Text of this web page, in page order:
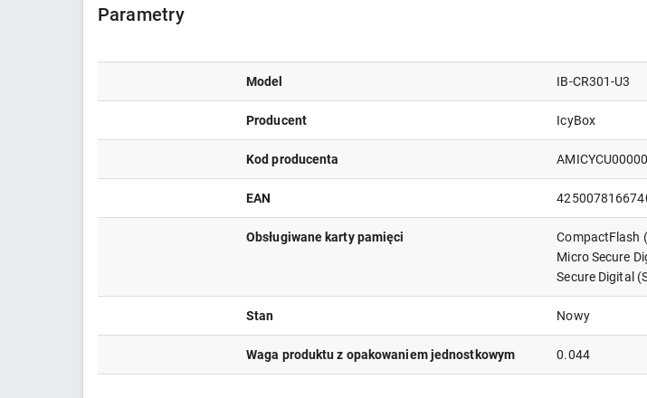
Parametry
Model IB-CR301-U3
Producent IcyBox
Kod producenta
EAN
Obsługiwane karty pamięci
CompactFlash
Micro Secure
Secure Digital
Stan Nowy
Waga produktu z opakowaniem jednostkowym 0.044